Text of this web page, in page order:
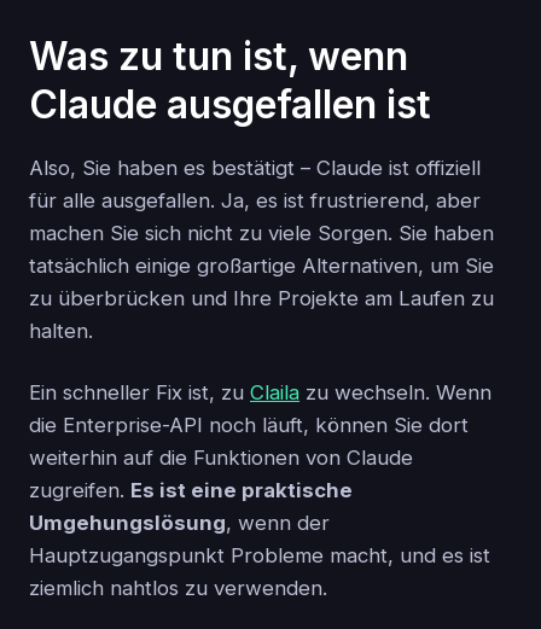
Was zu tun ist, wenn
Claude ausgefallen ist
Also, Sie haben es bestätigt – Claude ist offiziell
für alle ausgefallen. Ja, es ist frustrierend, aber
machen Sie sich nicht zu viele Sorgen. Sie haben
tatsächlich einige großartige Alternativen, um Sie
zu überbrücken und Ihre Projekte am Laufen zu
halten.
Ein schneller Fix ist, zu Claila zu wechseln. Wenn
die Enterprise-API noch läuft, können Sie dort
weiterhin auf die Funktionen von Claude
zugreifen. Es ist eine praktische
Umgehungslösung, wenn der
Hauptzugangspunkt Probleme macht, und es ist
ziemlich nahtlos zu verwenden.